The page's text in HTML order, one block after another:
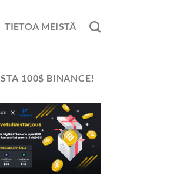
TIETOA MEISTÄ
100$ BINANCE!